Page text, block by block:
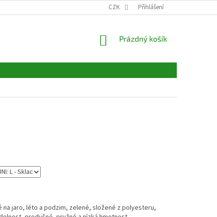
CZK Přihlášení
NÁKUPNÍ
Prázdný košík
na jaro, léto a podzim, zelené, složené z polyesteru,